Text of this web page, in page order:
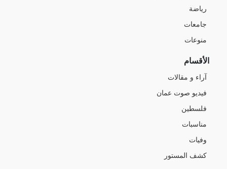
رياضة
جامعات
منوعات
الأقسام
آراء و مقالات
فيديو صوت عمان
فلسطين
مناسبات
وفيات
كشف المستور